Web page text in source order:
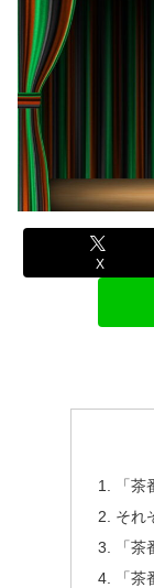
X
「
それ
「
「